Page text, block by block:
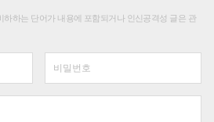
하하는 단어가 내용에 포함되거나 인신공격성 글은 관